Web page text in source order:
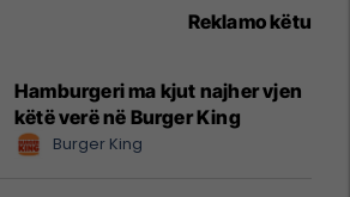
Reklamo këtu
Hamburgeri ma kjut najher vjen
këtë verë në Burger King
Burger King